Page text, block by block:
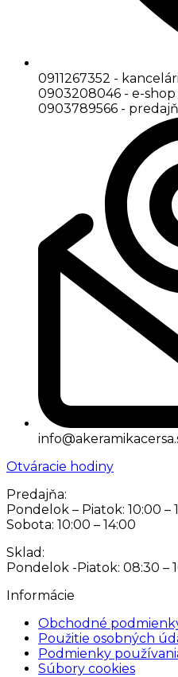
0911267352 -
0903208046 - e-shop
0903789566 -
Otváracie hodiny
Predajňa:
Pondelok – Piatok: 10:00 –
Sobota: 10:00 – 14:00
Sklad:
Pondelok -Piatok: 08:30 –
Informácie
Obchodné
Použitie osobných
Podmienky
Súbory cookies